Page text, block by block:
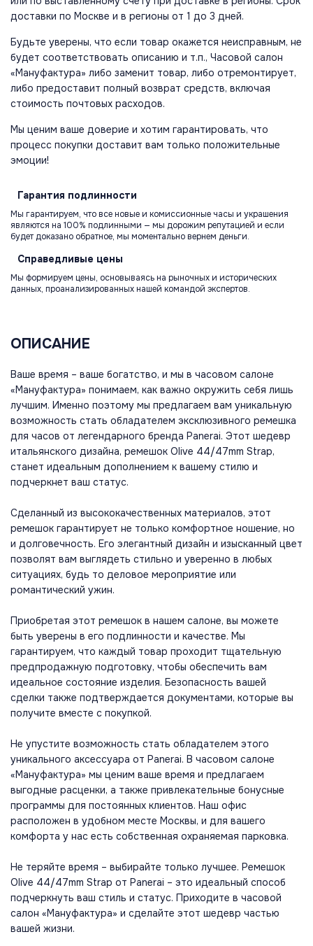
доставки по Москве и в регионы от 1 до 3 дней.
Будьте уверены, что если товар окажется неисправным, не
будет соответствовать описанию и т.п., Часовой салон
«Мануфактура» либо заменит товар, либо отремонтирует,
либо предоставит полный возврат средств, включая
стоимость почтовых расходов.
Мы ценим ваше доверие и хотим гарантировать, что
процесс покупки доставит вам только положительные
эмоции!
Гарантия подлинности
Мы гарантируем, что все новые и комиссионные часы и украшения
являются на 100% подлинными — мы дорожим репутацией и если
будет доказано обратное, мы моментально вернем деньги.
Справедливые цены
Мы формируем цены, основываясь на рыночных и исторических
данных, проанализированных нашей командой экспертов.
ОПИСАНИЕ
Ваше время – ваше богатство, и мы в часовом салоне
«Мануфактура» понимаем, как важно окружить себя лишь
лучшим. Именно поэтому мы предлагаем вам уникальную
возможность стать обладателем эксклюзивного ремешка
для часов от легендарного бренда Panerai. Этот шедевр
итальянского дизайна, ремешок Olive 44/47mm Strap,
станет идеальным дополнением к вашему стилю и
подчеркнет ваш статус.
Сделанный из высококачественных материалов, этот
ремешок гарантирует не только комфортное ношение, но
и долговечность. Его элегантный дизайн и изысканный цвет
позволят вам выглядеть стильно и уверенно в любых
ситуациях, будь то деловое мероприятие или
романтический ужин.
Приобретая этот ремешок в нашем салоне, вы можете
быть уверены в его подлинности и качестве. Мы
гарантируем, что каждый товар проходит тщательную
предпродажную подготовку, чтобы обеспечить вам
идеальное состояние изделия. Безопасность вашей
сделки также подтверждается документами, которые вы
получите вместе с покупкой.
Не упустите возможность стать обладателем этого
уникального аксессуара от Panerai. В часовом салоне
«Мануфактура» мы ценим ваше время и предлагаем
выгодные расценки, а также привлекательные бонусные
программы для постоянных клиентов. Наш офис
расположен в удобном месте Москвы, и для вашего
комфорта у нас есть собственная охраняемая парковка.
Не теряйте время – выбирайте только лучшее. Ремешок
Olive 44/47mm Strap от Panerai – это идеальный способ
подчеркнуть ваш стиль и статус. Приходите в часовой
салон «Мануфактура» и сделайте этот шедевр частью
вашей жизни.